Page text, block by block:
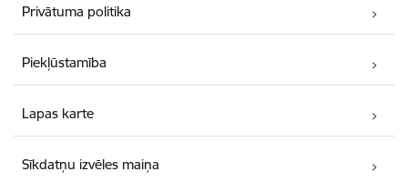
Privātuma politika
Piekļūstamība
Lapas karte
Sīkdatņu izvēles maiņa